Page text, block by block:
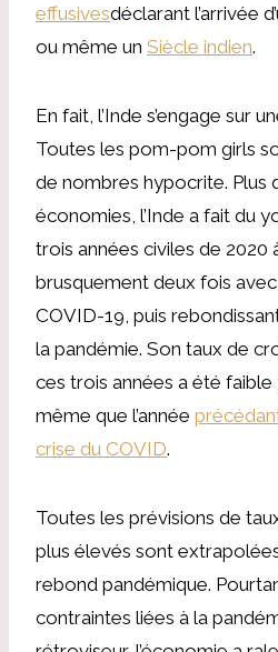
effusivesdéclarant l’arrivée
ou même un Siècle indien.
En fait, l’Inde s’engage sur
Toutes les pom-pom girls
de nombres hypocrite. Plus
économies, l’Inde a fait du
trois années civiles de 2020
brusquement deux fois avec
COVID-19, puis
la pandémie. Son taux de
ces trois années a été faible
même que l’année
crise du COVID.
Toutes les prévisions de
plus élevés sont
rebond pandémique.
contraintes liées à la